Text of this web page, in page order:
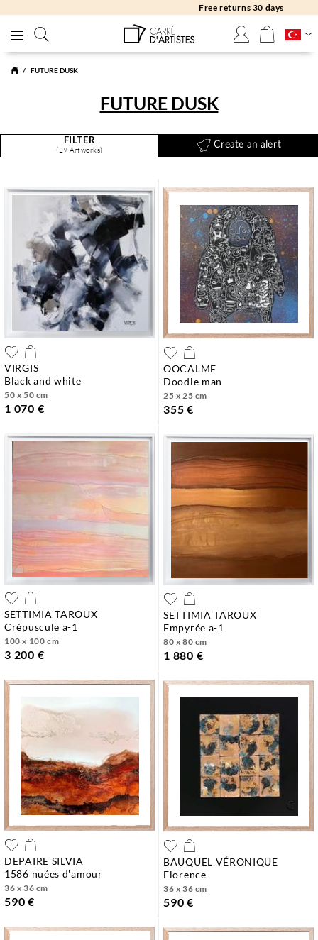
Free returns 30 days
FUTURE DUSK
FUTURE DUSK
FILTER
(29 Artworks)
Create an alert
VIRGIS
black and white
50 x 50 cm
1 070 €
OOCALME
doodle man
25 x 25 cm
355 €
SETTIMIA TAROUX
crépuscule a-1
100 x 100 cm
3 200 €
SETTIMIA TAROUX
empyrée a-1
80 x 80 cm
1 880 €
DEPAIRE SILVIA
1586 nuées d'amour
36 x 36 cm
590 €
BAUQUEL VÉRONIQUE
florence
36 x 36 cm
590 €